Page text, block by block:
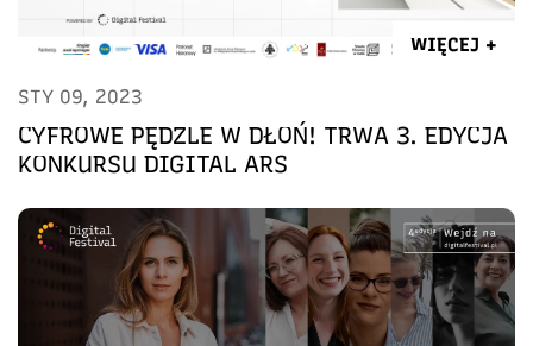
WIĘCEJ +
STY 09, 2023
CYFROWE PĘDZLE W DŁOŃ! TRWA 3. EDYCJA
KONKURSU DIGITAL ARS